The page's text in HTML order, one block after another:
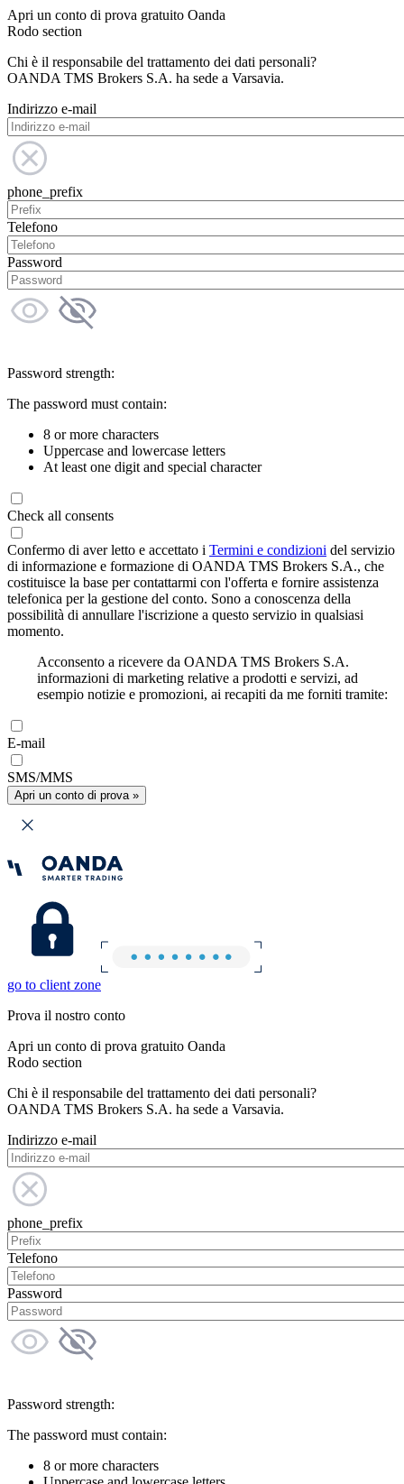
Apri un conto di prova gratuito Oanda
Rodo section
Chi è il responsabile del trattamento dei dati personali?
OANDA TMS Brokers S.A. ha sede a Varsavia.
Indirizzo e-mail
phone_prefix
Telefono
Password
Password strength:
The password must contain:
8 or more characters
Uppercase and lowercase letters
At least one digit and special character
Check all consents
Confermo di aver letto e accettato i Termini e condizioni del servizio
di informazione e formazione di OANDA TMS Brokers S.A., che
costituisce la base per contattarmi con l'offerta e fornire assistenza
telefonica per la gestione del conto. Sono a conoscenza della
possibilità di annullare l'iscrizione a questo servizio in qualsiasi
momento.
Acconsento a ricevere da OANDA TMS Brokers S.A.
informazioni di marketing relative a prodotti e servizi, ad
esempio notizie e promozioni, ai recapiti da me forniti tramite:
E-mail
SMS/MMS
Apri un conto di prova »
go to client zone
Prova il nostro conto
Apri un conto di prova gratuito Oanda
Rodo section
Chi è il responsabile del trattamento dei dati personali?
OANDA TMS Brokers S.A. ha sede a Varsavia.
Indirizzo e-mail
phone_prefix
Telefono
Password
Password strength:
The password must contain:
8 or more characters